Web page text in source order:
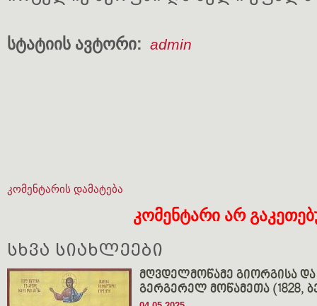
სტატიის ავტორი: admin
კომენტარის დამატება
კომენტარი არ
სხვა სიახლეები
მღვდელმოწამე გიორგისა და
გერგერელ მოწამეთა (1828,